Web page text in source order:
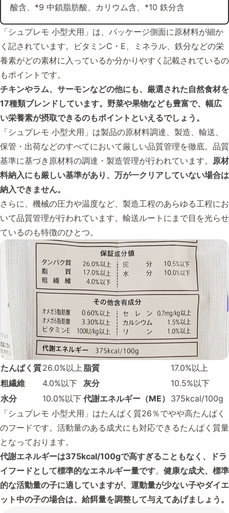
酸含、*9 中鎖脂肪酸、カリウム含、*10 鉄分含
「シュプレモ 小型犬用」は、パッケージ側面に原材料が細か
く記されています。ビタミンC・E、ミネラル、鉄分などの栄
養素がどの素材に入っているか分かりやすく記載されているの
もポイントです。
チキンやラム、サーモンなどの他にも、厳選された自然食材を
17種類ブレンドしています。野菜や果物なども豊富で、幅広
い栄養素が摂取できるのもポイントといえるでしょう。
「シュプレモ 小型犬用」は製品の原材料調達、製造、輸送、
保管・出荷などのすべてにおいて厳しい品質管理を徹底。品質
基準に基づき原材料の調達・製造管理が行われています。 原材
料納入にも厳しい基準があり、万が一クリアしていない場合は
納入できません。
さらに、機械の圧力や温度など、製造工程のあらゆる工程にお
いて品質管理が行われています。輸送ルートにまで目を光らせ
ているのも特徴のひとつ。
たんぱく質26.0%以上 脂質
17.0%以上
粗繊維
4.0%以下 灰分
10.5%以下
水分
10.0%以下 代謝エネルギー（ME） 375kcal/100g
「シュプレモ 小型犬用」はたんぱく質26％でやや高たんぱく
のフードです。活動量のある成犬にも対応できるたんぱく質量
となっております。
代謝エネルギーは375kcal/100gで高すぎることもなく、ドラ
イフードとして標準的なエネルギー量です。 健康な成犬、標準
的な活動量の子に適していますが、運動量が少ない子やダイエ
ット中の子の場合は、給餌量を調整して与えてあげましょう。